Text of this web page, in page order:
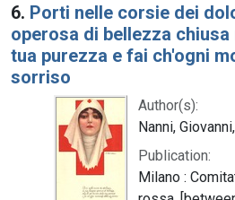
6. Porti nelle corsie dei
operosa di bellezza chiusa
tua purezza e fai ch'ogni
sorriso
Author(s):
Nanni,
Publication:
Milano :